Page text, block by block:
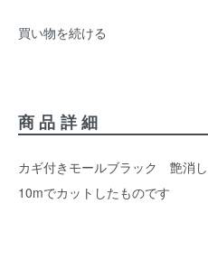
買い物を続ける
商品詳細
カギ付きモールブラック 艶消
10mでカットしたものです